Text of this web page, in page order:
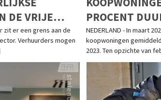
DE VRIJE
TOT 1 MEI
zit er een grens aan de
Verhuurders mogen
PROCENT
EERDER
NEDERLAND - In maart
koopwoningen
2023. Ten opzichte van